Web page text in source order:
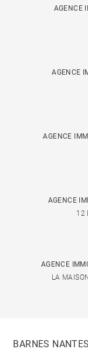
AGENCE
AGENCE
AGENCE
AGENCE
12
AGENCE
LA
BARNES